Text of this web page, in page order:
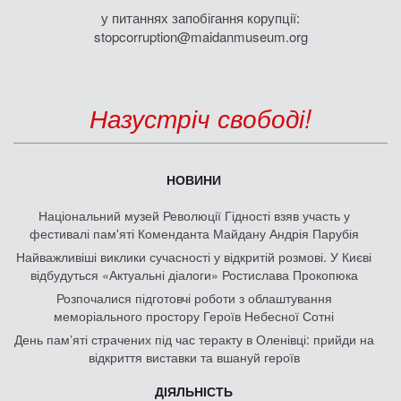
у питаннях запобігання корупції:
stopcorruption@maidanmuseum.org
Назустріч свободі!
НОВИНИ
Національний музей Революції Гідності взяв участь у
фестивалі пам'яті Коменданта Майдану Андрія Парубія
Найважливіші виклики сучасності у відкритій розмові. У Києві
відбудуться «Актуальні діалоги» Ростислава Прокопюка
Розпочалися підготовчі роботи з облаштування
меморіального простору Героїв Небесної Сотні
День памʼяті страчених під час теракту в Оленівці: прийди на
відкриття виставки та вшануй героїв
ДІЯЛЬНІСТЬ